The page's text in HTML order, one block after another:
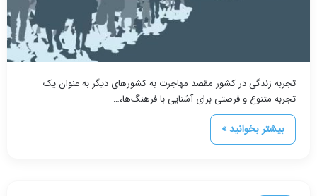
تجربه زندگی در کشور مقصد مهاجرت به کشورهای دیگر به عنوان یک
تجربه متنوع و فرصتی برای آشنایی با فرهنگ‌ها،…
بیشتر بخوانید »